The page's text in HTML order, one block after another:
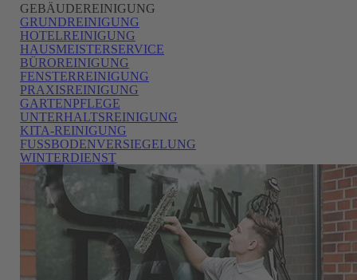
GEBÄUDEREINIGUNG
GRUNDREINIGUNG
HOTELREINIGUNG
HAUSMEISTERSERVICE
BÜROREINIGUNG
FENSTERREINIGUNG
PRAXISREINIGUNG
GARTENPFLEGE
UNTERHALTSREINIGUNG
KITA-REINIGUNG
FUSSBODENVERSIEGELUNG
WINTERDIENST